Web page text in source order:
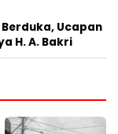
Ucapan
H. A. Bakri